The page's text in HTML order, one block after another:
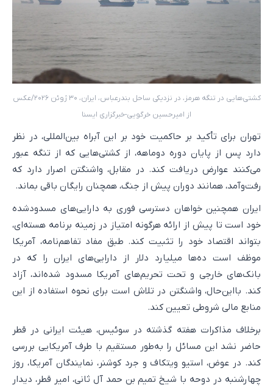
کشتی‌هایی در تنگه هرمز، در نزدیکی ساحل بندرعباس، ایران، ۳۰ ژوئن ۲۰۲۶/عکس
از امیرحسین خرگویی-خبرگزاری ایسنا
تهران برای تأکید بر حاکمیت خود بر این آبراه بین‌المللی، در نظر
دارد پس از پایان دوره دوماهه، از کشتی‌هایی که از تنگه عبور
می‌کنند عوارض دریافت کند. در مقابل، واشنگتن اصرار دارد که
رفت‌وآمد، همانند دوران پیش از جنگ، همچنان رایگان باقی بماند.
ایران همچنین خواهان دسترسی فوری به دارایی‌های مسدودشده
خود است تا پیش از ارائه هرگونه امتیاز در زمینه برنامه هسته‌ای،
بتواند اقتصاد خود را تثبیت کند. طبق مفاد تفاهم‌نامه، آمریکا
موظف است ده‌ها میلیارد دلار از دارایی‌های ایران را که در
بانک‌های خارجی و تحت تحریم‌های آمریکا مسدود شده‌اند، آزاد
کند. بااین‌حال، واشنگتن در تلاش است برای نحوه استفاده از این
منابع مالی شروطی تعیین کند.
برخلاف مذاکرات هفته گذشته در سوئیس، هیئت ایرانی در قطر
حاضر نشد این مسائل را به‌طور مستقیم با طرف آمریکایی بررسی
کند. در عوض، استیو ویتکاف و جرد کوشنر، نمایندگان آمریکا، روز
چهارشنبه در دوحه با شیخ تمیم بن حمد آل ثانی، امیر قطر، دیدار